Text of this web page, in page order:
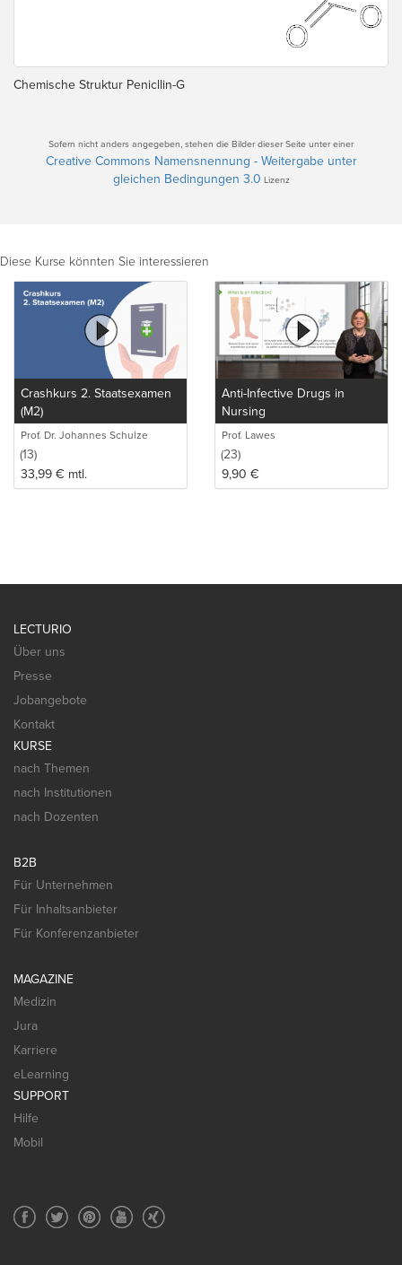
Chemische Struktur Penicllin-G
Sofern nicht anders angegeben, stehen die Bilder dieser Seite unter einer
Creative Commons Namensnennung - Weitergabe unter
gleichen Bedingungen 3.0 Lizenz
Diese Kurse könnten Sie interessieren
Crashkurs 2. Staatsexamen
(M2)
Prof. Dr. Johannes Schulze
(13)
33,99 € mtl.
Anti-Infective Drugs in
Nursing
Prof. Lawes
(23)
9,90 €
LECTURIO
Über uns
Presse
Jobangebote
Kontakt
KURSE
nach Themen
nach Institutionen
nach Dozenten
B2B
Für Unternehmen
Für Inhaltsanbieter
Für Konferenzanbieter
MAGAZINE
Medizin
Jura
Karriere
eLearning
SUPPORT
Hilfe
Mobil